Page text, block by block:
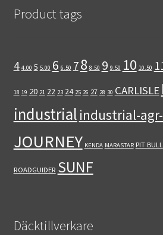
Product tags
4 4.00 5 5.00 6 6.50 78 8.50 9 9.50 10 10.50
18 19 20 21 22 23 24 25 26 27 28 30 CARLISLE
industrial industrial-
JOURNEY KENDA MARASTAR PIT BULL
ROADGUIDER SUNF
Däcktillverkare